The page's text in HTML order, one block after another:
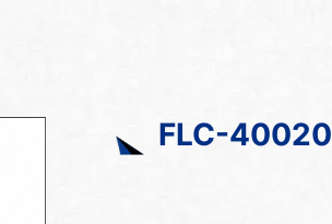
FLC-40020